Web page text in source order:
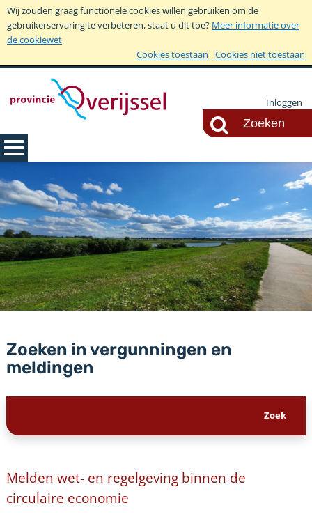
Wij zouden graag functionele cookies willen gebruiken om de
gebruikerservaring te verbeteren, staat u dit toe? Meer informatie over
de cookiewet
Cookies toestaan
Cookies niet toestaan
Inloggen
Zoeken in vergunningen en
meldingen
Melden wet- en regelgeving binnen de
circulaire economie